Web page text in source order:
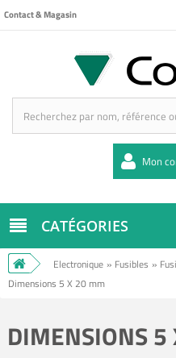
Contact & Magasin
Mon
CATÉGORIES
Electronique » Fusibles »
Dimensions 5 X 20 mm
DIMENSIONS